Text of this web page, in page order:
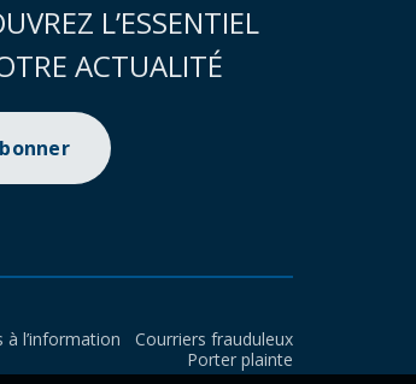
L’ESSENTIEL
ACTUALITÉ
à l’information
Courriers frauduleux
Porter plainte